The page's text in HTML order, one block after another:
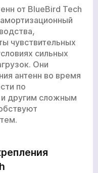
от BlueBird Tech
чувствительных
сильных
Они
антенн во время
по
другим сложным